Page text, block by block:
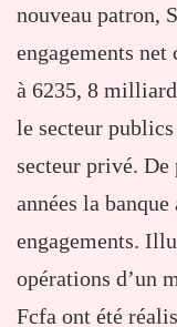
nouveau patron,
engagements
à 6235, 8
le secteur
secteur privé. De
années la
engagements.
opérations d’un
Fcfa ont été